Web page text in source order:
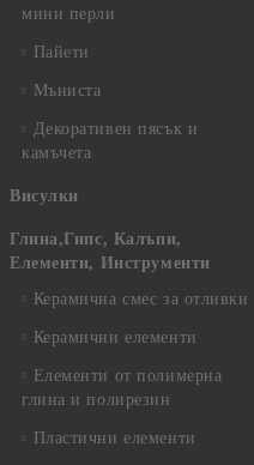
мини перли
Пайети
Мъниста
Декоративен пясък и
камъчета
Висулки
Глина,Гипс, Калъпи,
Елементи, Инструменти
Керамична смес за отливки
Керамични елементи
Елементи от полимерна
глина и полирезин
Пластични елементи